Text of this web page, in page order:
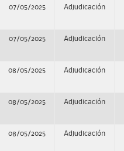
07/05/2025 Adjudicación
07/05/2025 Adjudicación
08/05/2025 Adjudicación
08/05/2025 Adjudicación
08/05/2025 Adjudicación